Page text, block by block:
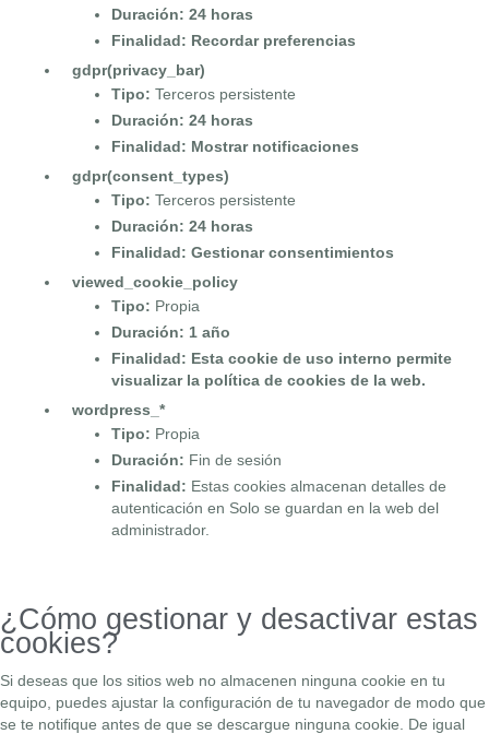
Duración: 24 horas
Finalidad: Recordar preferencias
gdpr(privacy_bar)
Tipo: Terceros persistente
Duración: 24 horas
Finalidad: Mostrar notificaciones
gdpr(consent_types)
Tipo: Terceros persistente
Duración: 24 horas
Finalidad: Gestionar consentimientos
viewed_cookie_policy
Tipo: Propia
Duración: 1 año
Finalidad: Esta cookie de uso interno permite
visualizar la política de cookies de la web.
wordpress_*
Tipo: Propia
Duración: Fin de sesión
Finalidad: Estas cookies almacenan detalles de
autenticación en Solo se guardan en la web del
administrador.
¿Cómo gestionar y desactivar estas
cookies?
Si deseas que los sitios web no almacenen ninguna cookie en tu
equipo, puedes ajustar la configuración de tu navegador de modo que
se te notifique antes de que se descargue ninguna cookie. De igual